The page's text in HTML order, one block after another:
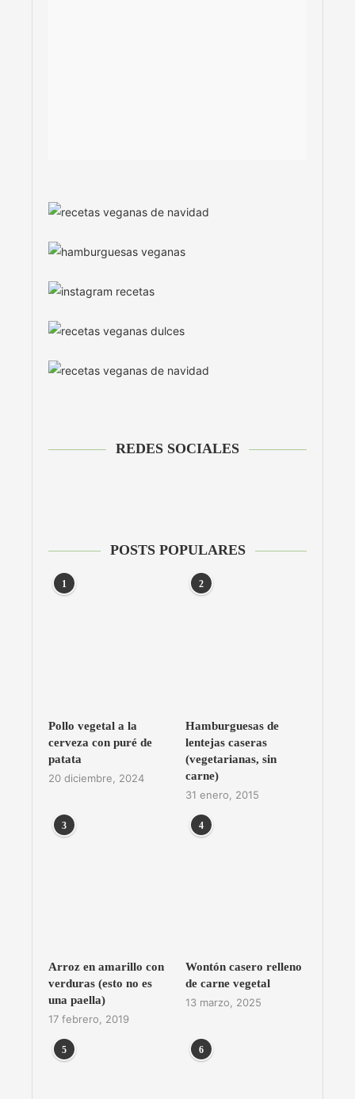
REDES SOCIALES
POSTS POPULARES
1
Pollo vegetal a la
cerveza con puré de
patata
20 diciembre, 2024
2
Hamburguesas de
lentejas caseras
(vegetarianas, sin
carne)
31 enero, 2015
3
Arroz en amarillo con
verduras (esto no es
una paella)
17 febrero, 2019
4
Wontón casero relleno
de carne vegetal
13 marzo, 2025
5 6